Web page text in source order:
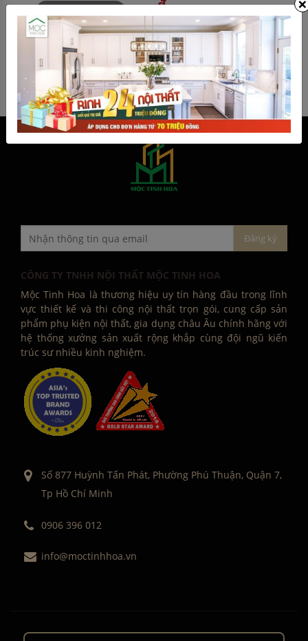
ĐẶT HÀNG
Trang đầu Trước 2 3 4 5 6
CÔNG TY TNHH NỘI THẤT MỘC TINH HOA
Mộc Tinh Hoa là thương hiệu uy tín hàng đầu trong lĩnh
vực thiết kế và thi công nội thất trọn gói, cung cấp sản
phẩm phụ kiện nội thất, gia dụng châu Âu chính hãng với
hệ thống xưởng sản xuất rộng khắp cùng đội ngũ kiến
trúc sư nhiều kinh nghiệm.
Số 877 Huỳnh Tấn Phát, Phường Phú Thuận, Quận 7,
Tp Hồ Chí Minh
0906 396 012
info@moctinhhoa.vn